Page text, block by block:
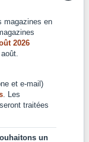
des technologies
informations des
permettra de
ou les ID
retirer son
caractéristiques
magazines en
2026
et e-mail)
. Les
traitées
un